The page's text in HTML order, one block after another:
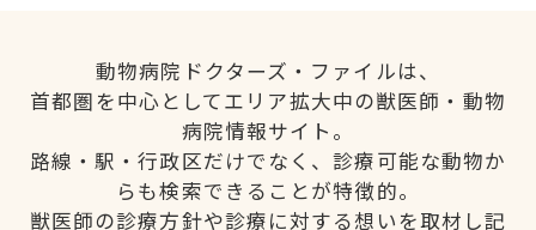
動物病院ドクターズ・ファイルは、
首都圏を中心としてエリア拡大中の獣医師・動物
病院情報サイト。
路線・駅・行政区だけでなく、診療可能な動物か
らも検索できることが特徴的。
獣医師の診療方針や診療に対する想いを取材し記